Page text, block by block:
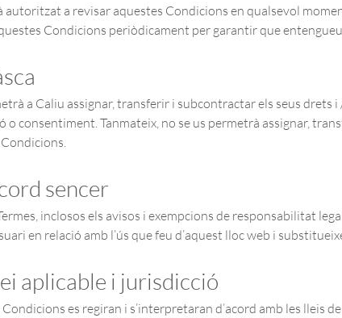
autoritzat a revisar aquestes Condicions en qualsevol
Condicions periòdicament per garantir que
a Caliu assignar, transferir i subcontractar els seus
o consentiment. Tanmateix, no se us permetrà assignar,
sencer
inclosos els avisos i exempcions de responsabilitat
en relació amb l’ús que feu d’aquest lloc web i
aplicable i jurisdicció
es regiran i s’interpretaran d’acord amb les lleis